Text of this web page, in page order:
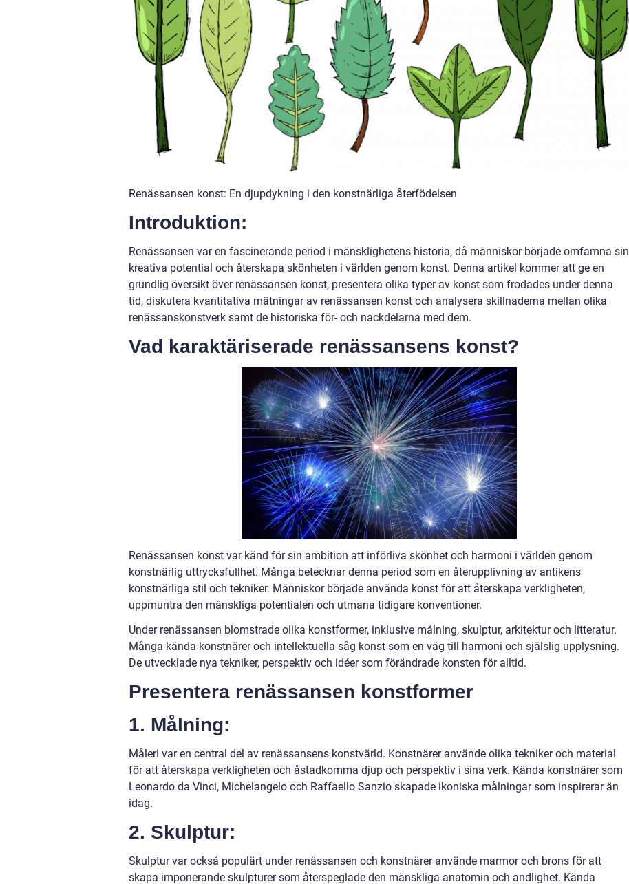
Renässansen konst: En djupdykning i den konstnärliga återfödelsen
Introduktion:
Renässansen var en fascinerande period i mänsklighetens historia, då människor började omfamna sin
kreativa potential och återskapa skönheten i världen genom konst. Denna artikel kommer att ge en
grundlig översikt över renässansen konst, presentera olika typer av konst som frodades under denna
tid, diskutera kvantitativa mätningar av renässansen konst och analysera skillnaderna mellan olika
renässanskonstverk samt de historiska för- och nackdelarna med dem.
Vad karaktäriserade renässansens konst?
Renässansen konst var känd för sin ambition att införliva skönhet och harmoni i världen genom
konstnärlig uttrycksfullhet. Många betecknar denna period som en återupplivning av antikens
konstnärliga stil och tekniker. Människor började använda konst för att återskapa verkligheten,
uppmuntra den mänskliga potentialen och utmana tidigare konventioner.
Under renässansen blomstrade olika konstformer, inklusive målning, skulptur, arkitektur och litteratur.
Många kända konstnärer och intellektuella såg konst som en väg till harmoni och själslig upplysning.
De utvecklade nya tekniker, perspektiv och idéer som förändrade konsten för alltid.
Presentera renässansen konstformer
1. Målning:
Måleri var en central del av renässansens konstvärld. Konstnärer använde olika tekniker och material
för att återskapa verkligheten och åstadkomma djup och perspektiv i sina verk. Kända konstnärer som
Leonardo da Vinci, Michelangelo och Raffaello Sanzio skapade ikoniska målningar som inspirerar än
idag.
2. Skulptur:
Skulptur var också populärt under renässansen och konstnärer använde marmor och brons för att
skapa imponerande skulpturer som återspeglade den mänskliga anatomin och andlighet. Kända